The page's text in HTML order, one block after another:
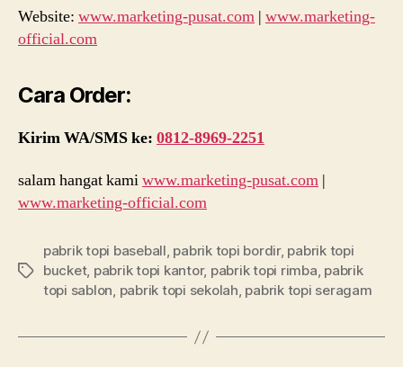
Website: www.marketing-pusat.com | www.marketing-
official.com
Cara Order:
Kirim WA/SMS ke: 0812-8969-2251
salam hangat kamiwww.marketing-pusat.com |
www.marketing-official.com
Tags
pabrik topi baseball, pabrik topi bordir, pabrik topi
bucket, pabrik topi kantor, pabrik topi rimba, pabrik
topi sablon, pabrik topi sekolah, pabrik topi seragam